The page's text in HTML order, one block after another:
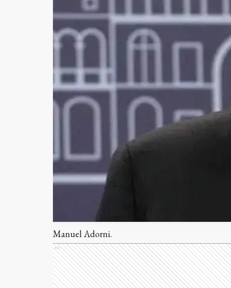
Manuel Adorni.
Ads